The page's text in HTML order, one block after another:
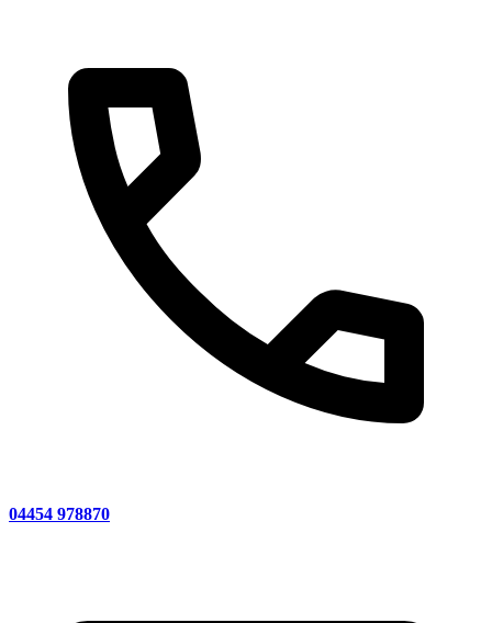
04454 978870